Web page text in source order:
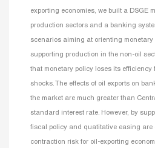
exporting economies, we built a DSGE
production sectors and a banking
scenarios aiming at orienting
supporting production in the non-oil
that monetary policy loses its
shocks. The effects of oil exports on
the market are much greater than
standard interest rate. However, by
fiscal policy and quatitative easing are
contraction risk for oil-exporting